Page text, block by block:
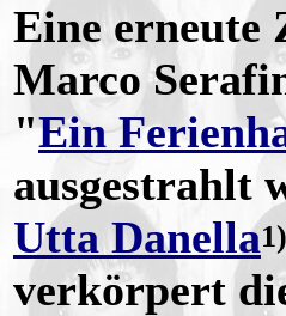
Eine erneute
Marco
"Ein
ausgestrahlt
Utta Danella1)
verkörpert